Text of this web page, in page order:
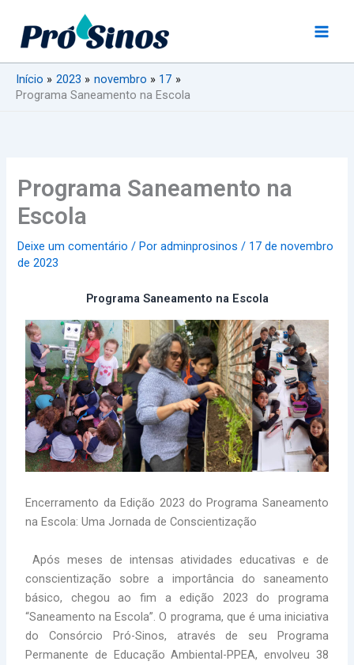
conteúdo
Início
2023 novembro
17
Programa Saneamento na Escola
Programa Saneamento na
Escola
Deixe um comentário / Poradminprosinos/ 17 de novembro
de 2023
Programa Saneamento na Escola
Encerramento da Edição 2023 do Programa Saneamento
na Escola: Uma Jornada de Conscientização
Após meses de intensas atividades educativas e de
conscientização sobre a importância do saneamento
básico, chegou ao fim a edição 2023 do programa
“Saneamento na Escola”. O programa, que é uma iniciativa
do Consórcio Pró-Sinos, através de seu Programa
Permanente de Educação Ambiental-PPEA, envolveu 38